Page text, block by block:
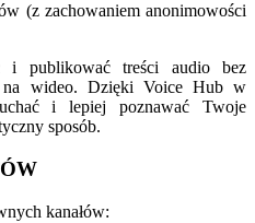
(z zachowaniem anonimowości
i publikować treści audio bez
na wideo. Dzięki Voice Hub w
i lepiej poznawać Twoje
sposób.
kanałów: